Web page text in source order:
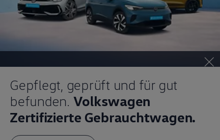
Magazin
Lifestyle
Transport
Volkswagen R
Gepflegt, geprüft und für gut
befunden. Volkswagen
Zertifizierte Gebrauchtwagen.